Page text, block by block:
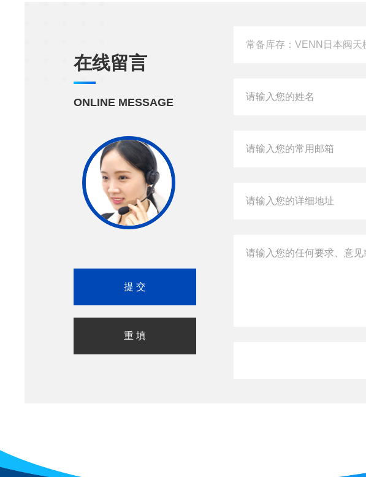
在线留言
ONLINE MESSAGE